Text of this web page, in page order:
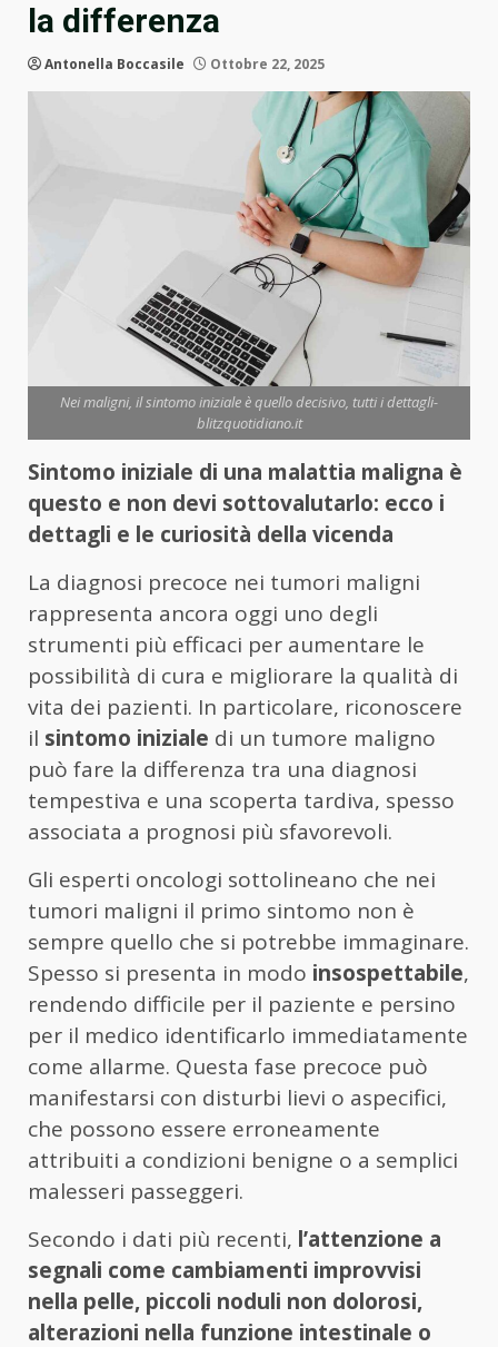
la differenza
Antonella Boccasile Ottobre 22, 2025
Nei maligni, il sintomo iniziale è quello decisivo, tutti i dettagli-
blitzquotidiano.it
Sintomo iniziale di una malattia maligna è
questo e non devi sottovalutarlo: ecco i
dettagli e le curiosità della vicenda
La diagnosi precoce nei tumori maligni
rappresenta ancora oggi uno degli
strumenti più efficaci per aumentare le
possibilità di cura e migliorare la qualità di
vita dei pazienti. In particolare, riconoscere
il sintomo iniziale di un tumore maligno
può fare la differenza tra una diagnosi
tempestiva e una scoperta tardiva, spesso
associata a prognosi più sfavorevoli.
Gli esperti oncologi sottolineano che nei
tumori maligni il primo sintomo non è
sempre quello che si potrebbe immaginare.
Spesso si presenta in modo insospettabile,
rendendo difficile per il paziente e persino
per il medico identificarlo immediatamente
come allarme. Questa fase precoce può
manifestarsi con disturbi lievi o aspecifici,
che possono essere erroneamente
attribuiti a condizioni benigne o a semplici
malesseri passeggeri.
Secondo i dati più recenti, l’attenzione a
segnali come cambiamenti improvvisi
nella pelle, piccoli noduli non dolorosi,
alterazioni nella funzione intestinale o